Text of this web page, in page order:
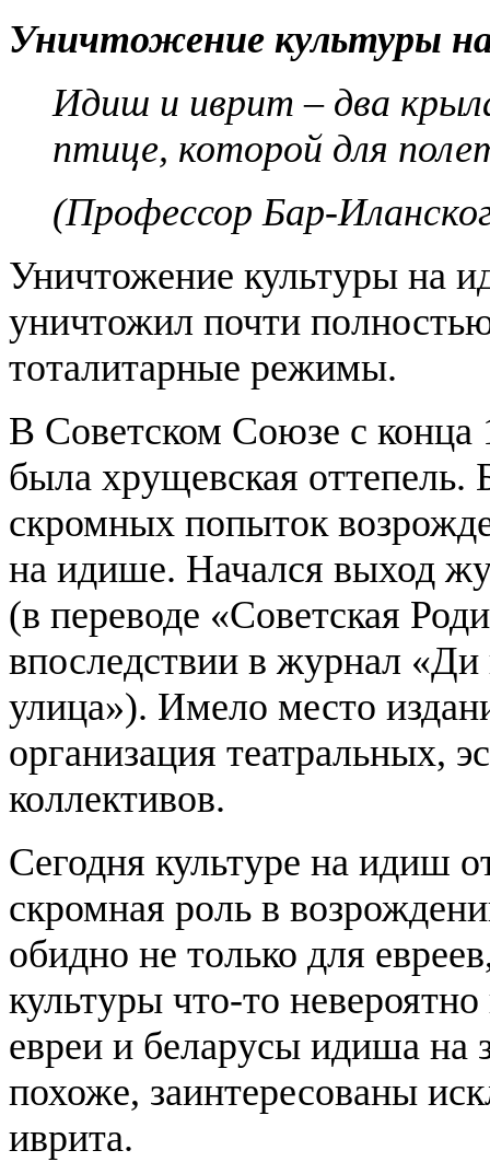
Уничтожение культуры
Идиш и иврит – два
птице, которой для
(Профессор Бар-
Уничтожение культуры на
уничтожил почти
тоталитарные режимы.
В Советском Союзе с конца
была хрущевская оттепель.
скромных попыток
на идише. Начался выход
(в переводе «Советская
впоследствии в журнал «Ди
улица»). Имело место
организация театральных,
коллективов.
Сегодня культуре на идиш
скромная роль в
обидно не только для
культуры что-то
евреи и беларусы идиша на
похоже, заинтересованы
иврита.